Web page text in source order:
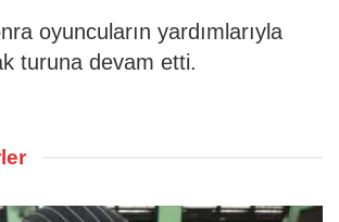
oyuncuların yardımlarıyla
turuna devam etti.